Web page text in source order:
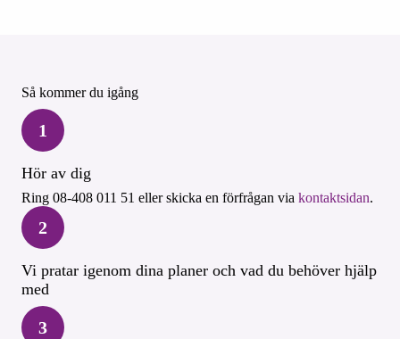
Så kommer du igång
1
Hör av dig
Ring 08-408 011 51 eller skicka en förfrågan via kontaktsidan.
2
Vi pratar igenom dina planer och vad du behöver hjälp
med
3